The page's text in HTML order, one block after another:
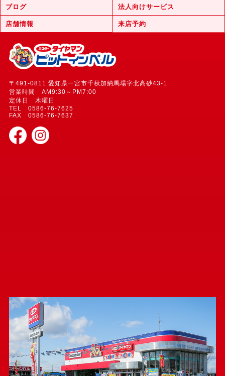
ブログ 法人向けサービス
店舗情報 来店予約
〒491-0811 愛知県一宮市千秋加納馬場字北高砂43-1
営業時間 AM9:30～PM7:00
定休日 木曜日
TEL 0586-76-7625
FAX 0586-76-7637